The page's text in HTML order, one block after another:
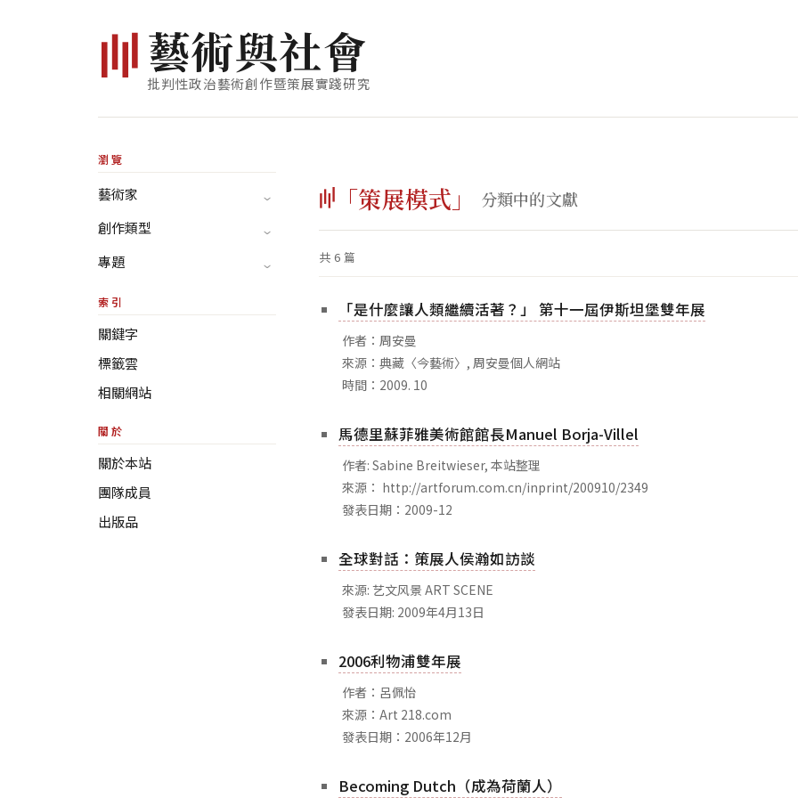
藝術與社會
批判性政治藝術創作暨策展實踐研究
瀏覽
藝術家
創作類型
專題
索引
關鍵字
標籤雲
相關網站
關於
關於本站
團隊成員
出版品
「策展模式」 分類中的文獻
共 6 篇
「是什麼讓人類繼續活著？」 第十一屆伊斯坦堡雙年展
作者：周安曼
來源：典藏〈今藝術〉, 周安曼個人網站
時間：2009. 10
馬德里蘇菲雅美術館館長Manuel Borja-Villel
作者: Sabine Breitwieser, 本站整理
來源： http://artforum.com.cn/inprint/200910/2349
發表日期：2009-12
全球對話：策展人侯瀚如訪談
來源: 艺文风景 ART SCENE
發表日期: 2009年4月13日
2006利物浦雙年展
作者：呂佩怡
來源：Art 218.com
發表日期：2006年12月
Becoming Dutch（成為荷蘭人）